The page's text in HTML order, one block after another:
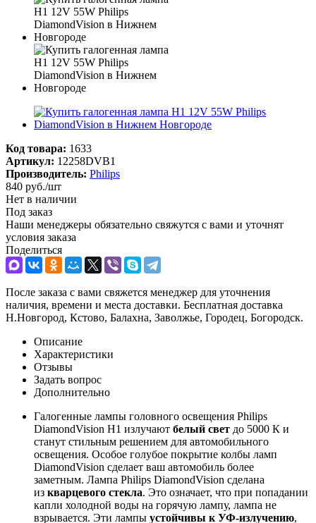
Код товара: 1633
Артикул: 12258DVB1
Производитель: Philips
840 руб./шт
Нет в наличии
Под заказ
Наши менеджеры обязательно свяжутся с вами и уточнят
условия заказа
Поделиться
После заказа с вами свяжется менеджер для уточнения
наличия, времени и места доставки. Бесплатная доставка
Н.Новгород, Кстово, Балахна, Заволжье, Городец, Богородск.
Описание
Характеристики
Отзывы
Задать вопрос
Дополнительно
Галогенные лампы головного освещения Philips
DiamondVision H1 излучают белый свет до 5000 К и
станут стильным решением для автомобильного
освещения. Особое голубое покрытие колбы ламп
DiamondVision сделает ваш автомобиль более
заметным. Лампа Philips DiamondVision сделана
из кварцевого стекла. Это означает, что при попадании
капли холодной воды на горячую лампу, лампа не
взрывается. Эти лампы устойчивы к УФ-излучению,